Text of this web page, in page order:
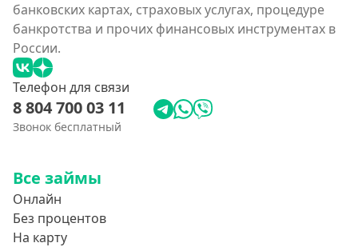
банковских картах, страховых услугах, процедуре
банкротства и прочих финансовых инструментах в
России.
Телефон для связи
8 804 700 03 11
Звонок бесплатный
Все займы
Онлайн
Без процентов
На карту